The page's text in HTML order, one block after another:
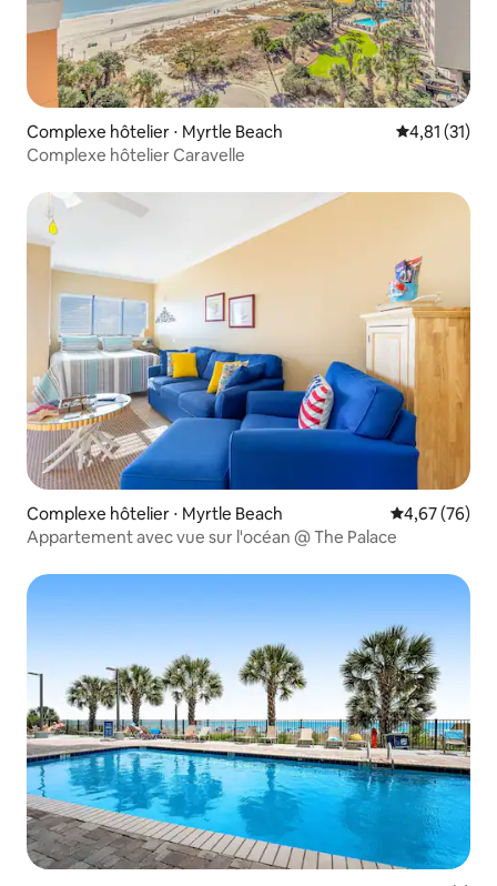
Complexe hôtelier ⋅ Myrtle Beach Évaluation
4,81 (31)
Complexe hôtelier Caravelle
Complexe hôtelier ⋅ Myrtle Beach Évaluation
4,67 (76)
Appartement avec vue sur l'océan @ The Palace